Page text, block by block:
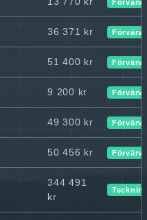
Förvärv
36 371 kr Förvärv
51 400 kr Förvärv
9 200 kr Förvärv
49 300 kr Förvärv
50 456 kr Förvärv
344 491
kr